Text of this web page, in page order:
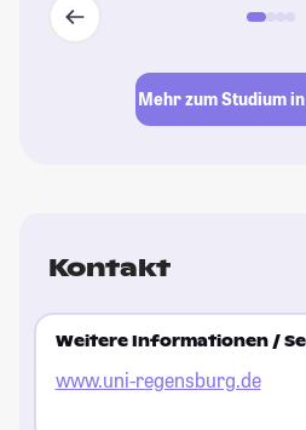
Mehr zum Studium
Kontakt
Weitere Informationen /
www.uni-regensburg.de